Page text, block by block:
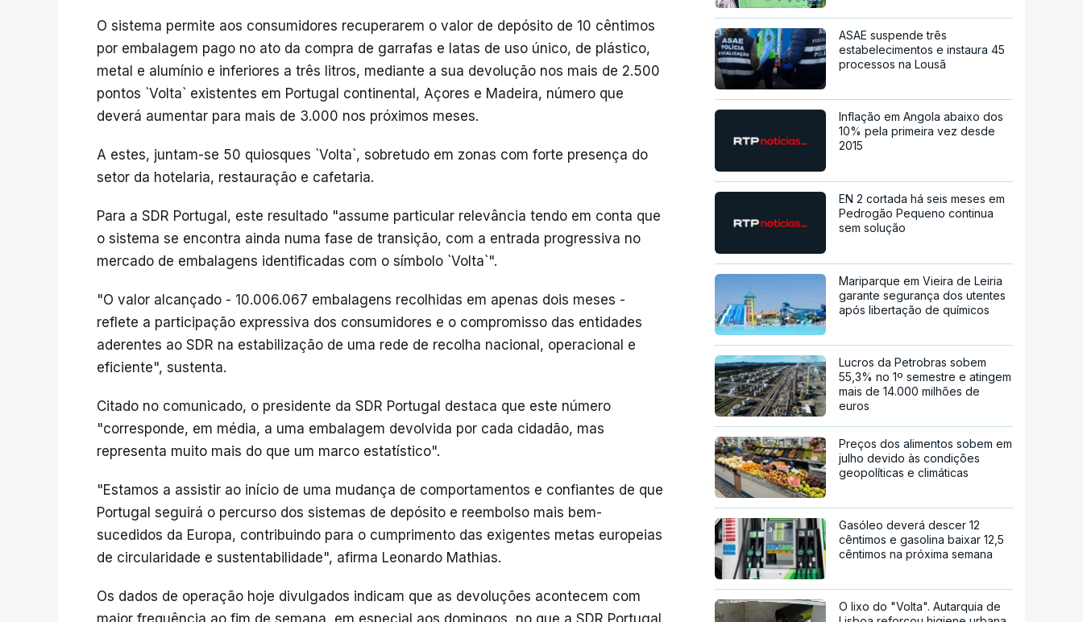
O sistema permite aos consumidores recuperarem o valor de depósito de 10 cêntimos
por embalagem pago no ato da compra de garrafas e latas de uso único, de plástico,
metal e alumínio e inferiores a três litros, mediante a sua devolução nos mais de 2.500
pontos `Volta` existentes em Portugal continental, Açores e Madeira, número que
deverá aumentar para mais de 3.000 nos próximos meses.
A estes, juntam-se 50 quiosques `Volta`, sobretudo em zonas com forte presença do
setor da hotelaria, restauração e cafetaria.
Para a SDR Portugal, este resultado "assume particular relevância tendo em conta que
o sistema se encontra ainda numa fase de transição, com a entrada progressiva no
mercado de embalagens identificadas com o símbolo `Volta`".
"O valor alcançado - 10.006.067 embalagens recolhidas em apenas dois meses -
reflete a participação expressiva dos consumidores e o compromisso das entidades
aderentes ao SDR na estabilização de uma rede de recolha nacional, operacional e
eficiente", sustenta.
Citado no comunicado, o presidente da SDR Portugal destaca que este número
"corresponde, em média, a uma embalagem devolvida por cada cidadão, mas
representa muito mais do que um marco estatístico".
"Estamos a assistir ao início de uma mudança de comportamentos e confiantes de que
Portugal seguirá o percurso dos sistemas de depósito e reembolso mais bem-
sucedidos da Europa, contribuindo para o cumprimento das exigentes metas europeias
de circularidade e sustentabilidade", afirma Leonardo Mathias.
Os dados de operação hoje divulgados indicam que as devoluções acontecem com
maior frequência ao fim de semana, em especial aos domingos, no que a SDR Portugal
ASAE suspende três
estabelecimentos e instaura 45
processos na Lousã
Inflação em Angola abaixo dos
10% pela primeira vez desde
2015
EN 2 cortada há seis meses em
Pedrogão Pequeno continua
sem solução
Mariparque em Vieira de Leiria
garante segurança dos utentes
após libertação de químicos
Lucros da Petrobras sobem
55,3% no 1º semestre e atingem
mais de 14.000 milhões de
euros
Preços dos alimentos sobem em
julho devido às condições
geopolíticas e climáticas
Gasóleo deverá descer 12
cêntimos e gasolina baixar 12,5
cêntimos na próxima semana
O lixo do "Volta". Autarquia de